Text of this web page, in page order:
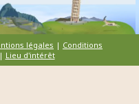
légales | Conditions
Lieu d'intérêt